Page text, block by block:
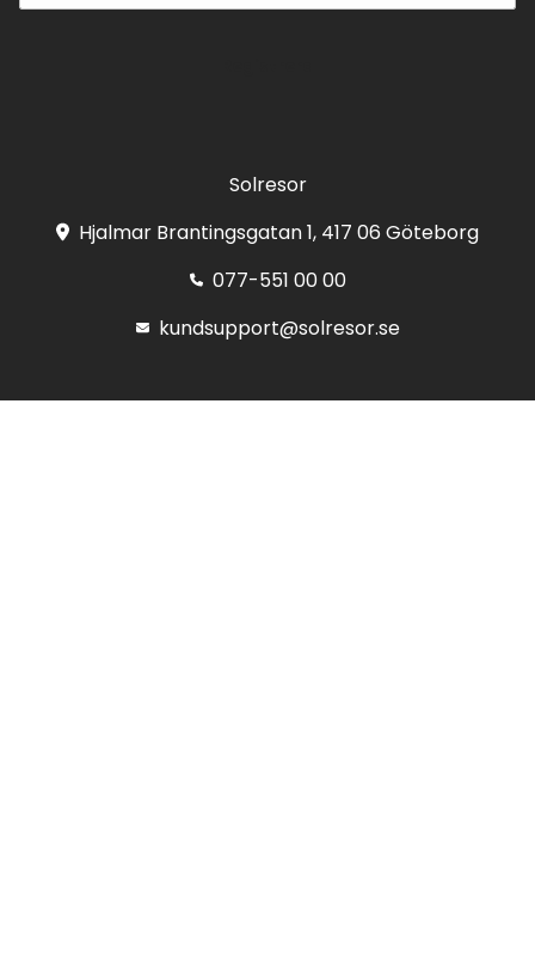
Solresor
Hjalmar Brantingsgatan 1, 417 06 Göteborg
077-551 00 00
kundsupport@solresor.se